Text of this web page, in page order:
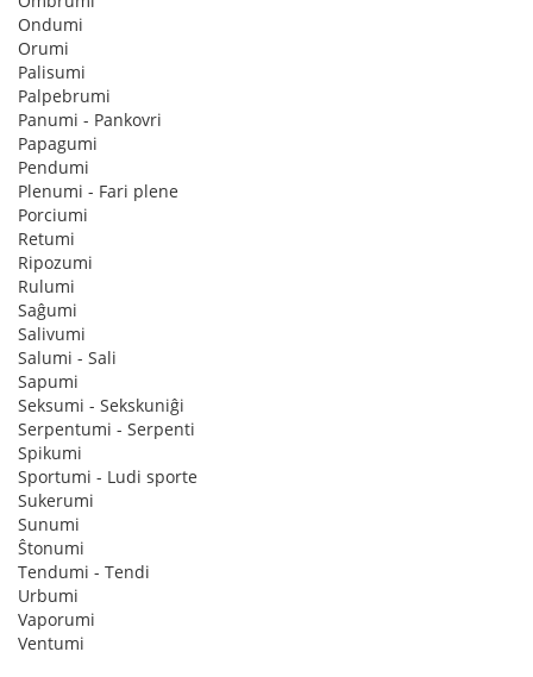
Ondumi
Orumi
Palisumi
Palpebrumi
Panumi - Pankovri
Papagumi
Pendumi
Plenumi - Fari plene
Porciumi
Retumi
Ripozumi
Rulumi
Saĝumi
Salivumi
Salumi - Sali
Sapumi
Seksumi - Sekskuniĝi
Serpentumi - Serpenti
Spikumi
Sportumi - Ludi sporte
Sukerumi
Sunumi
Ŝtonumi
Tendumi - Tendi
Urbumi
Vaporumi
Ventumi